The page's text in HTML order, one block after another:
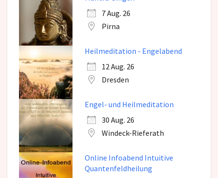
7 Aug. 26
Pirna
Heilmeditation - Engelabend
12 Aug. 26
Dresden
Engel- und Heilmeditation
30 Aug. 26
Windeck-Rieferath
Online Infoabend Intuitive
Quantenfeldheilung